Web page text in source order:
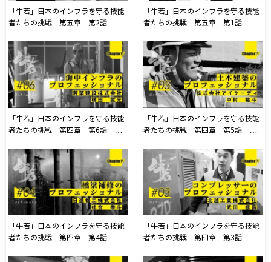
「牛若」日本のインフラを守る技能
者たちの挑戦 第五章 第2話 セ
「牛若」日本のインフラを守る技能
者たちの挑戦 第五章 第1話 荒
「牛若」日本のインフラを守る技能
者たちの挑戦 第四章 第6話 若
「牛若」日本のインフラを守る技能
者たちの挑戦 第四章 第5話 株
「牛若」日本のインフラを守る技能
者たちの挑戦 第四章 第4話 日
「牛若」日本のインフラを守る技能
者たちの挑戦 第四章 第3話 北